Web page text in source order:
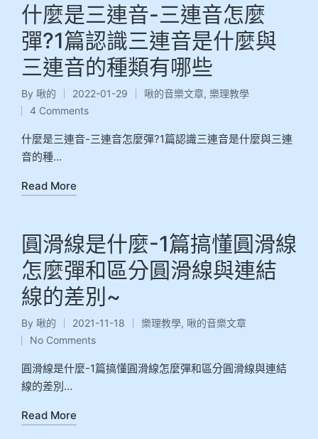
什麼是三連音-三連音怎麼
彈?1篇認識三連音是什麼與
三連音的種類有哪些
By 啾的 2022-01-29 啾的音樂文章, 樂理教學
4 Comments
什麼是三連音-三連音怎麼彈?1篇認識三連音是什麼與三連
音的種…
Read More
圓滑線是什麼-1篇搞懂圓滑線
怎麼彈和區分圓滑線與連結
線的差別~
By 啾的 2021-11-18 樂理教學, 啾的音樂文章
No Comments
圓滑線是什麼-1篇搞懂圓滑線怎麼彈和區分圓滑線與連結
線的差別…
Read More